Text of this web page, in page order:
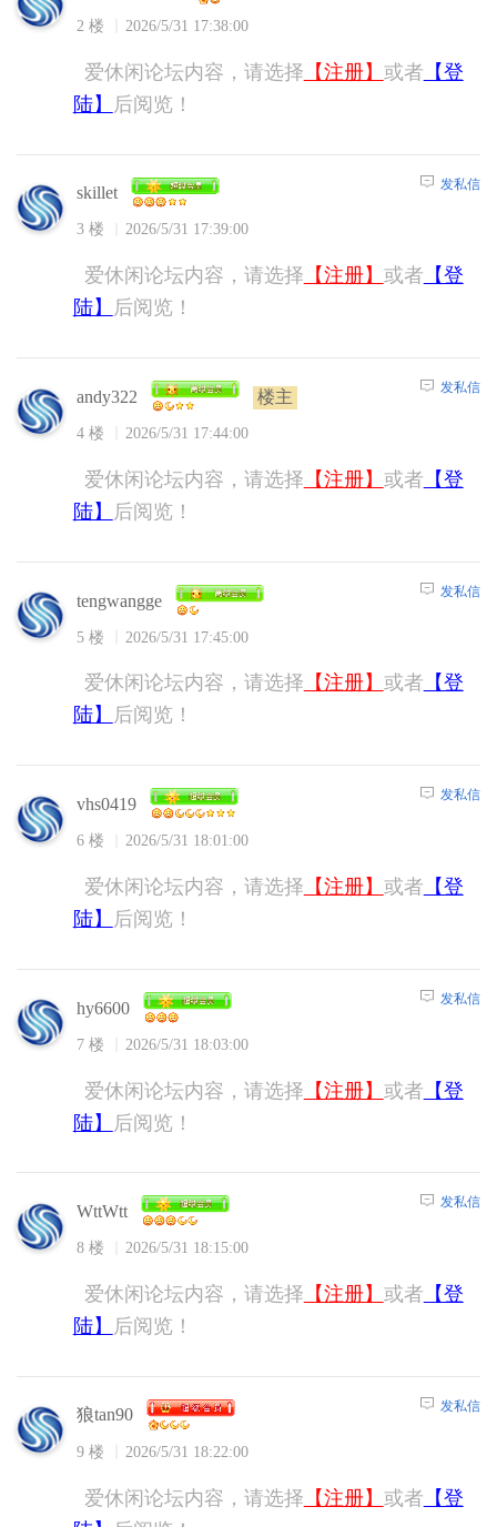
2 楼 2026/5/31 17:38:00
爱休闲论坛内容，请选择 【注册】 或者 【登
陆】
后阅览！
skillet
3 楼 2026/5/31 17:39:00
发私信
爱休闲论坛内容，请选择 【注册】 或者 【登
陆】
后阅览！
andy322 楼主
4 楼 2026/5/31 17:44:00
发私信
爱休闲论坛内容，请选择 【注册】 或者 【登
陆】
后阅览！
tengwangge
5 楼 2026/5/31 17:45:00
发私信
爱休闲论坛内容，请选择 【注册】 或者 【登
陆】
后阅览！
vhs0419
6 楼 2026/5/31 18:01:00
发私信
爱休闲论坛内容，请选择 【注册】 或者 【登
陆】
后阅览！
hy6600
7 楼 2026/5/31 18:03:00
发私信
爱休闲论坛内容，请选择 【注册】 或者 【登
陆】
后阅览！
WttWtt
8 楼 2026/5/31 18:15:00
发私信
爱休闲论坛内容，请选择 【注册】 或者 【登
陆】
后阅览！
狼tan90
9 楼 2026/5/31 18:22:00
发私信
爱休闲论坛内容，请选择 【注册】 或者 【登